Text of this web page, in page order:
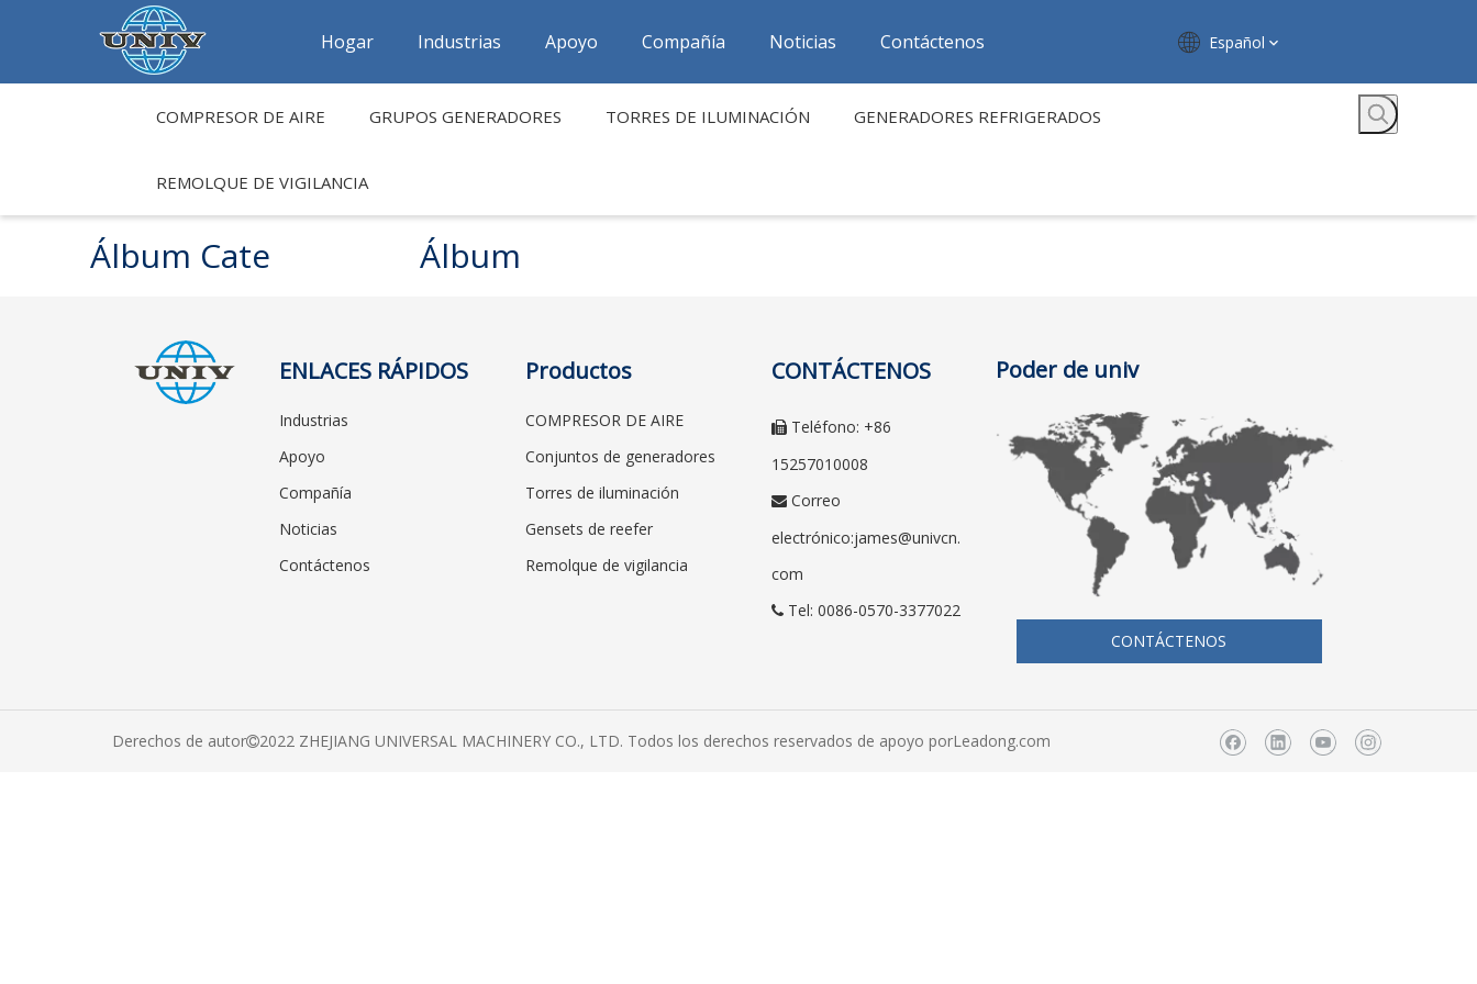
Hogar Industrias Apoyo Compañía Noticias Contáctenos Español
COMPRESOR DE AIRE GRUPOS GENERADORES TORRES DE ILUMINACIÓN GENERADORES REFRIGERADOS
REMOLQUE DE VIGILANCIA
Álbum Cate Álbum
ENLACES RÁPIDOS
Industrias
Apoyo
Compañía
Noticias
Contáctenos
Productos
COMPRESOR DE AIRE
Conjuntos de generadores
Torres de iluminación
Gensets de reefer
Remolque de vigilancia
CONTÁCTENOS
 Teléfono: +86
15257010008
 Correo
electrónico:james@univcn.
com
 Tel: 0086-0570-3377022
Poder de univ
CONTÁCTENOS
Derechos de autor2022 ZHEJIANG UNIVERSAL MACHINERY CO., LTD. Todos los derechos reservados de apoyo porLeadong.com